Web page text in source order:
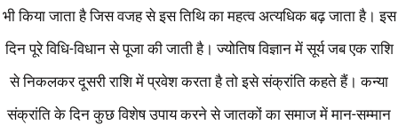
भी किया जाता है जिस वजह से इस तिथि का महत्व अत्यधिक बढ़ जाता है। इस
दिन पूरे विधि-विधान से पूजा की जाती है। ज्योतिष विज्ञान में सूर्य जब एक राशि
से निकलकर दूसरी राशि में प्रवेश करता है तो इसे संक्रांति कहते हैं। कन्या
संक्रांति के दिन कुछ विशेष उपाय करने से जातकों का समाज में मान-सम्मान